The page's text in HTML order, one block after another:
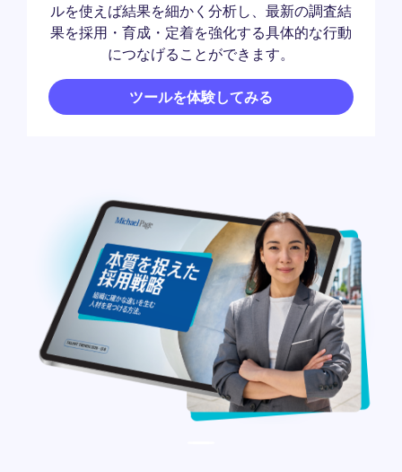
ルを使えば結果を細かく分析し、最新の調査結
果を採用・育成・定着を強化する具体的な行動
につなげることができます。
ツールを体験してみる